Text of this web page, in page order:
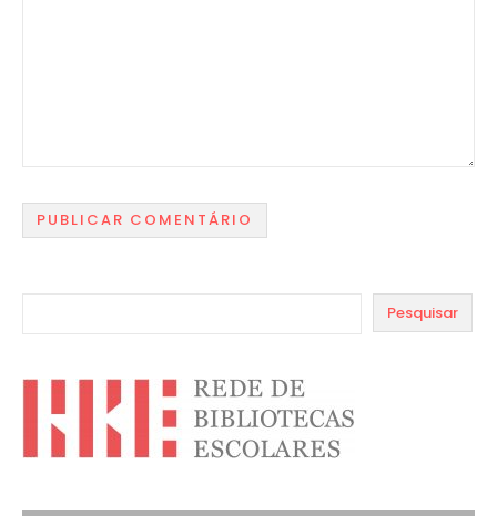
Pesquisar